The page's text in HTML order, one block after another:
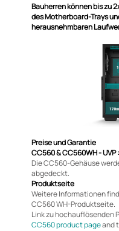
Bauherren können bis zu
des Motherboard-Trays
herausnehmbaren
Preise und Garantie
CC560 & CC560WH - UVP
Die CC560-Gehäuse
abgedeckt.
Produktseite
Weitere Informationen
CC560 WH-Produktseite.
Link zu hochauflösenden
CC560 product pageand